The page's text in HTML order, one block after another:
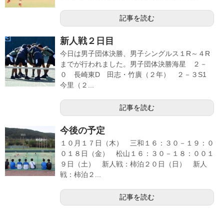
記事を読む
新人戦２日目
今日は男子団体決勝、男子シングルス１R～４R
までが行われました。男子団体決勝海星 ２－
０ 長崎東D 田志・竹廣（２年） ２－３S1
今里（２...
記事を読む
今後の予定
１０月１７日（木） 三和１６：３０－１９：０
０１８日（金） 松山１６：３０－１８：００１
９日（土） 新人戦：柿泊２０日（日） 新人
戦：柿泊２...
記事を読む